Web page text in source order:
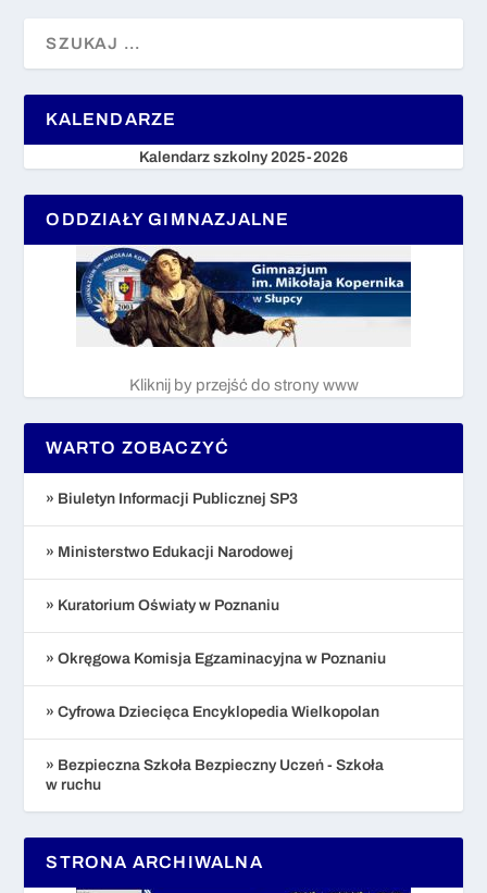
KALENDARZE
Kalendarz szkolny 2025-2026
ODDZIAŁY GIMNAZJALNE
Kliknij by przejść do strony www
WARTO ZOBACZYĆ
» Biuletyn Informacji Publicznej SP3
» Ministerstwo Edukacji Narodowej
» Kuratorium Oświaty w Poznaniu
» Okręgowa Komisja Egzaminacyjna w Poznaniu
» Cyfrowa Dziecięca Encyklopedia Wielkopolan
» Bezpieczna Szkoła Bezpieczny Uczeń - Szkoła
w ruchu
STRONA ARCHIWALNA